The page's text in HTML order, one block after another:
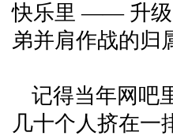
快乐里 —— 升级
弟并肩作战的归
记得当年网吧
几十个人挤在一